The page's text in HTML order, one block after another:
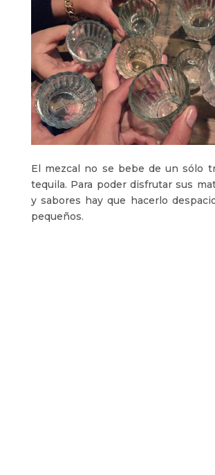
El mezcal no se bebe de un sólo
tequila. Para poder disfrutar sus
y sabores hay que hacerlo
pequeños.